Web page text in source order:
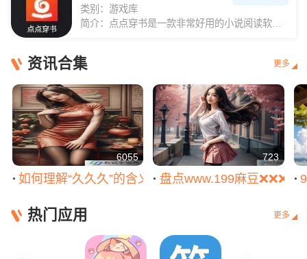
类别： 游戏库
简介：
点点穿书是一款非常好用的小说阅读软件。这里有最全的小说资源。喜欢看小说的用户可以在本平台阅读最新的小说资源。喜欢看小说的用户可以自由使用这个平台,为了带给更多用户所需的操作，喜欢看小说的用户可以在本平
资讯合集 更多
如何理解“久久久”的含义它在感情和事业中的重要性
6055
盘点www.199麻豆❌❌❌
723
热门应用 更多